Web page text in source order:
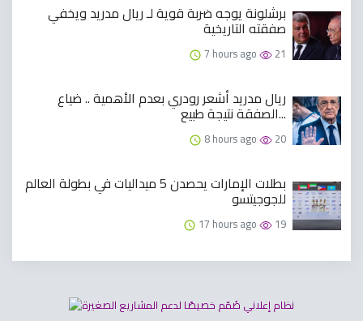
برشلونة يوجه ضربة قوية لـ ريال مدريد ويخفي
صفقته التاريخية
7 hours ago 21
ريال مدريد أشعر رودري بعدم الأهمية .. ضياع
الصفقة نتيجة طبيع...
8 hours ago 20
بطلات الإمارات يحصدن 5 ميداليات في بطولة العالم
للجوجيتسو
17 hours ago 19